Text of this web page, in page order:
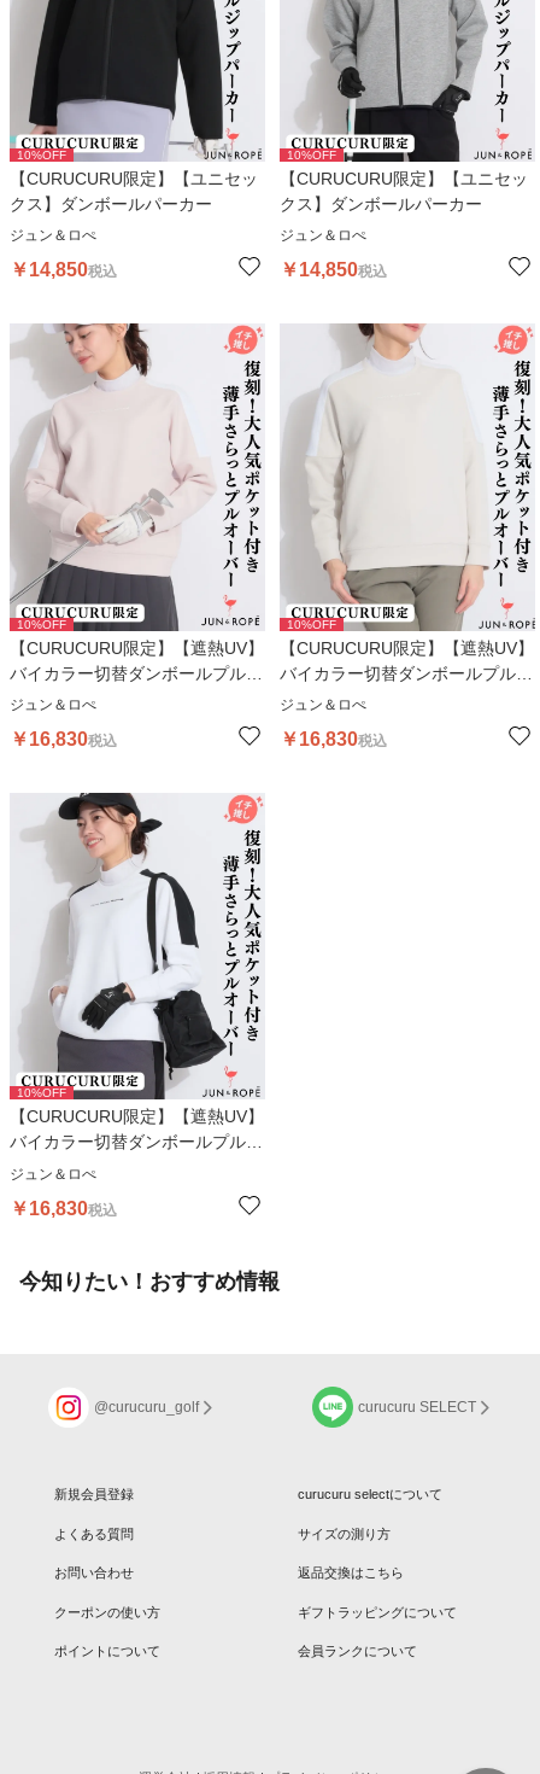
10%OFF
【CURUCURU限定】【ユニセッ
クス】ダンボールパーカー
ジュン＆ロぺ
￥14,850税込
10%OFF
【CURUCURU限定】【ユニセッ
クス】ダンボールパーカー
ジュン＆ロぺ
￥14,850税込
10%OFF
【CURUCURU限定】【遮熱UV】
バイカラー切替ダンボールプルオ
ーバー
ジュン＆ロぺ
￥16,830税込
10%OFF
【CURUCURU限定】【遮熱UV】
バイカラー切替ダンボールプルオ
ーバー
ジュン＆ロぺ
￥16,830税込
10%OFF
【CURUCURU限定】【遮熱UV】
バイカラー切替ダンボールプルオ
ーバー
ジュン＆ロぺ
￥16,830税込
今知りたい！おすすめ情報
@curucuru_golf curucuru SELECT
新規会員登録 curucuru selectについて
よくある質問 サイズの測り方
お問い合わせ 返品交換はこちら
クーポンの使い方 ギフトラッピングについて
ポイントについて 会員ランクについて